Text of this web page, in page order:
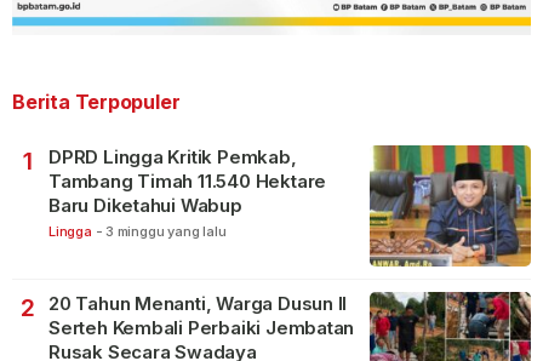
Berita Terpopuler
1
DPRD Lingga Kritik Pemkab,
Tambang Timah 11.540 Hektare
Baru Diketahui Wabup
Lingga - 3 minggu yang lalu
2
20 Tahun Menanti, Warga Dusun II
Serteh Kembali Perbaiki Jembatan
Rusak Secara Swadaya